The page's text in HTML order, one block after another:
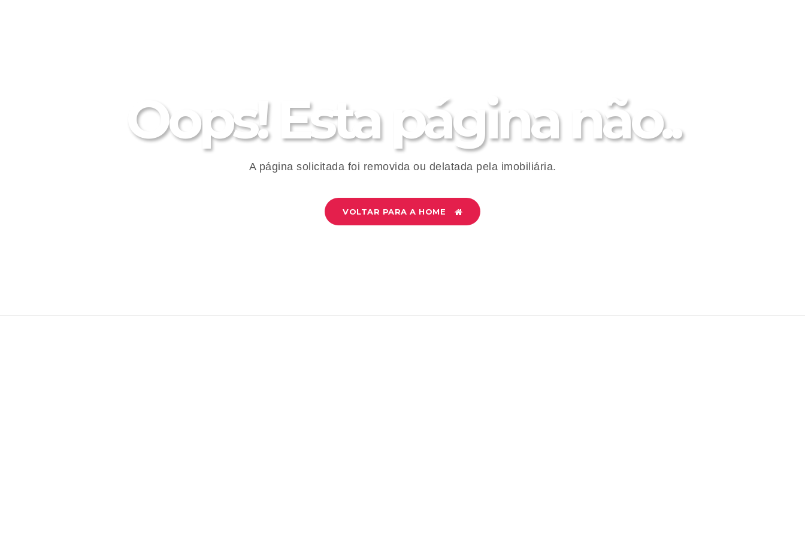
Oops! Esta página não..
A página solicitada foi removida ou delatada pela imobiliária.
VOLTAR PARA A HOME